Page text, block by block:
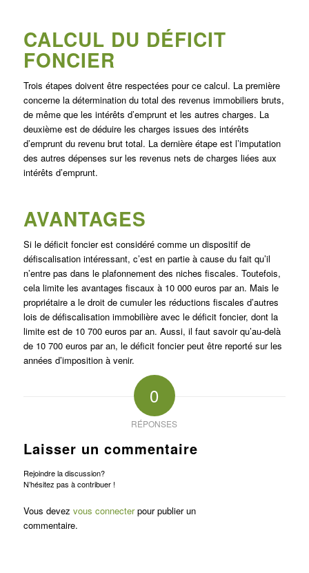
CALCUL DU DÉFICIT
FONCIER
Trois étapes doivent être respectées pour ce calcul. La première
concerne la détermination du total des revenus immobiliers bruts,
de même que les intérêts d’emprunt et les autres charges. La
deuxième est de déduire les charges issues des intérêts
d’emprunt du revenu brut total. La dernière étape est l’imputation
des autres dépenses sur les revenus nets de charges liées aux
intérêts d’emprunt.
AVANTAGES
Si le déficit foncier est considéré comme un dispositif de
défiscalisation intéressant, c’est en partie à cause du fait qu’il
n’entre pas dans le plafonnement des niches fiscales. Toutefois,
cela limite les avantages fiscaux à 10 000 euros par an. Mais le
propriétaire a le droit de cumuler les réductions fiscales d’autres
lois de défiscalisation immobilière avec le déficit foncier, dont la
limite est de 10 700 euros par an. Aussi, il faut savoir qu’au-delà
de 10 700 euros par an, le déficit foncier peut être reporté sur les
années d’imposition à venir.
0
RÉPONSES
Laisser un commentaire
Rejoindre la discussion?
N’hésitez pas à contribuer !
Vous devez vous connecterpour publier un
commentaire.